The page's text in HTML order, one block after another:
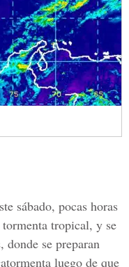
sábado, pocas horas
tormenta tropical, y se
donde se preparan
luego de que